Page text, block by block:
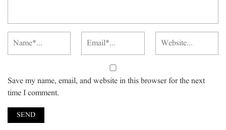
Save my name, email, and website in this browser for the next
time I comment.